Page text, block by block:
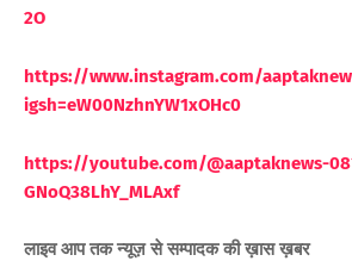
2O
https://www.instagram.com/
igsh=eW00NzhnYW1xOHc0
https://youtube.com/@aaptaknews-
GNoQ38LhY_MLAxf
लाइव आप तक न्यूज़ से सम्पादक की ख़ास ख़बर